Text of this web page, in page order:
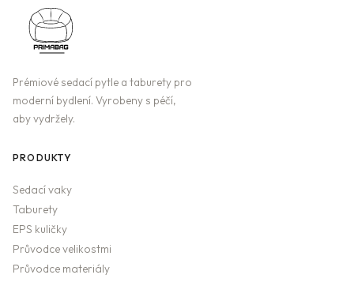
Prémiové sedací pytle a taburety pro
moderní bydlení. Vyrobeny s péčí,
aby vydržely.
PRODUKTY
Sedací vaky
Taburety
EPS kuličky
Průvodce velikostmi
Průvodce materiály